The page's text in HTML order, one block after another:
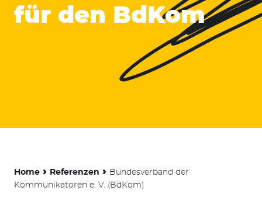
e.
(BdKom)
für den BdKom
Home › Referenzen › Bundesverband der
Kommunikatoren e. V. (BdKom)